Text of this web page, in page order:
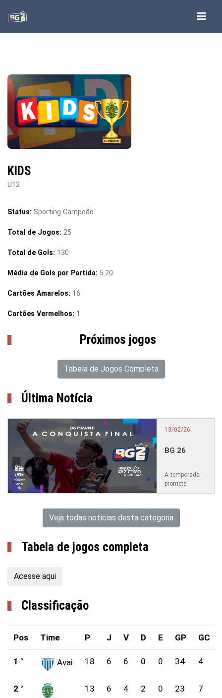
KIDS
U12
Status: Sporting Campeão
Total de Jogos: 25
Total de Gols: 130
Média de Gols por Partida: 5.20
Cartões Amarelos: 16
Cartões Vermelhos: 1
Próximos jogos
Tabela de Jogos Completa
Última Notícia
13/02/26
BG 26
A temporada
promete!
Veja todas notícias desta categoria
Tabela de jogos completa
Acesse aqui
Classificação
Pos Time P J V D E GP GC
1 ° Avai 18 6 6 0 0 34 4
2 °
13 6 4 2 0 23 7